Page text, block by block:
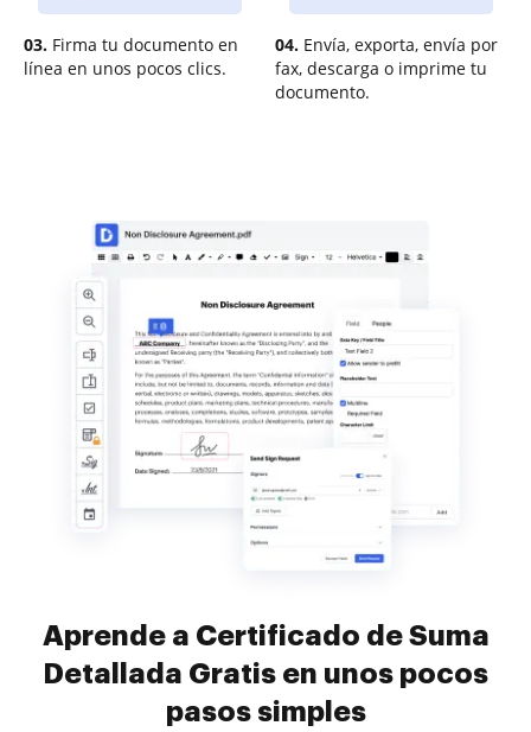
03. Firma tu documento en
línea en unos pocos clics.
04. Envía, exporta, envía por
fax, descarga o imprime tu
documento.
Aprende a Certificado de Suma
Detallada Gratis en unos pocos
pasos simples